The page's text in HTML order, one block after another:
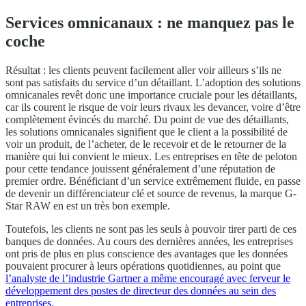
Services omnicanaux : ne manquez pas le
coche
Résultat : les clients peuvent facilement aller voir ailleurs s’ils ne
sont pas satisfaits du service d’un détaillant. L’adoption des solutions
omnicanales revêt donc une importance cruciale pour les détaillants,
car ils courent le risque de voir leurs rivaux les devancer, voire d’être
complètement évincés du marché. Du point de vue des détaillants,
les solutions omnicanales signifient que le client a la possibilité de
voir un produit, de l’acheter, de le recevoir et de le retourner de la
manière qui lui convient le mieux. Les entreprises en tête de peloton
pour cette tendance jouissent généralement d’une réputation de
premier ordre. Bénéficiant d’un service extrêmement fluide, en passe
de devenir un différenciateur clé et source de revenus, la marque G-
Star RAW en est un très bon exemple.
Toutefois, les clients ne sont pas les seuls à pouvoir tirer parti de ces
banques de données. Au cours des dernières années, les entreprises
ont pris de plus en plus conscience des avantages que les données
pouvaient procurer à leurs opérations quotidiennes, au point que
l’analyste de l’industrie Gartner a même encouragé avec ferveur le
développement des postes de directeur des données au sein des
entreprises.